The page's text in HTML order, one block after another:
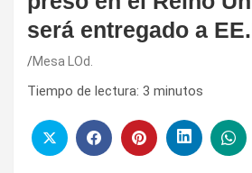
será entregado a
Mesa LOd.
Tiempo de lectura: 3 minutos